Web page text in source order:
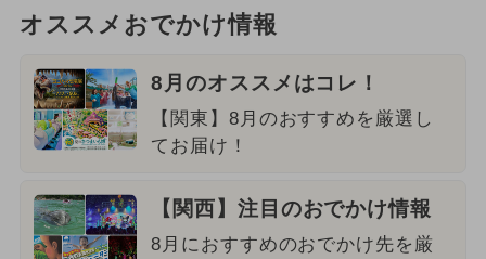
オススメおでかけ情報
8月のオススメはコレ！
【関東】8月のおすすめを厳選し
てお届け！
【関西】注目のおでかけ情報
8月におすすめのおでかけ先を厳